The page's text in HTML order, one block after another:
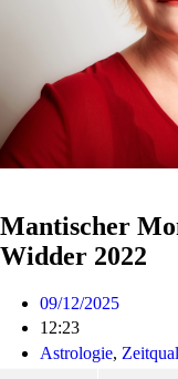
Mantischer
Widder 2022
09/12/2025
12:23
Astrologie,